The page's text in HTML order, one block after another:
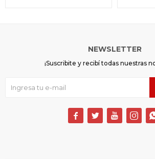
NEWSLETTER
¡Suscribite y recibí todas nuestras
   